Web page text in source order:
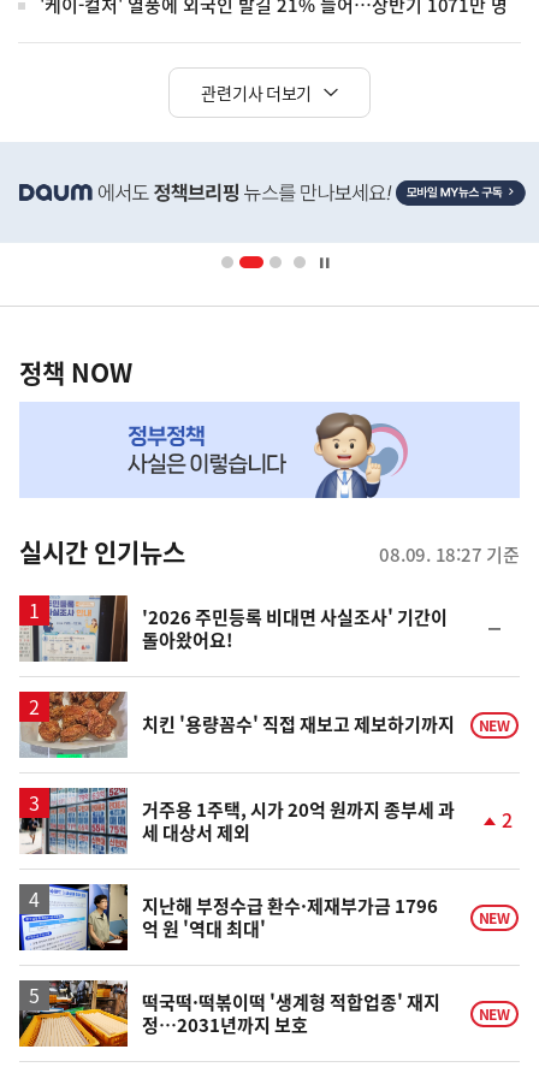
관련기사 더보기
단
배
영
책
NOW,
뉴
스
정책 NOW
실시간 인기뉴스 08.09. 18:27 기준
'2026 주민등록 비대면 사실조사' 기간이
돌아왔어요!
일
치킨 '용량꼼수' 직접 재보고 제보하기까지 NEW
거주용 1주택, 시가 20억 원까지 종부세 과
세 대상서 제외
승
2
지난해 부정수급 환수·제재부가금 1796
억 원 '역대 최대'
NEW
떡국떡·떡볶이떡 '생계형 적합업종' 재지
정…2031년까지 보호
NEW